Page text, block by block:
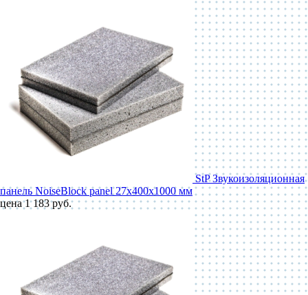
StP Звукоизоляционная
панель NoiseBlock panel 27x400x1000 мм
цена 1 183 руб.